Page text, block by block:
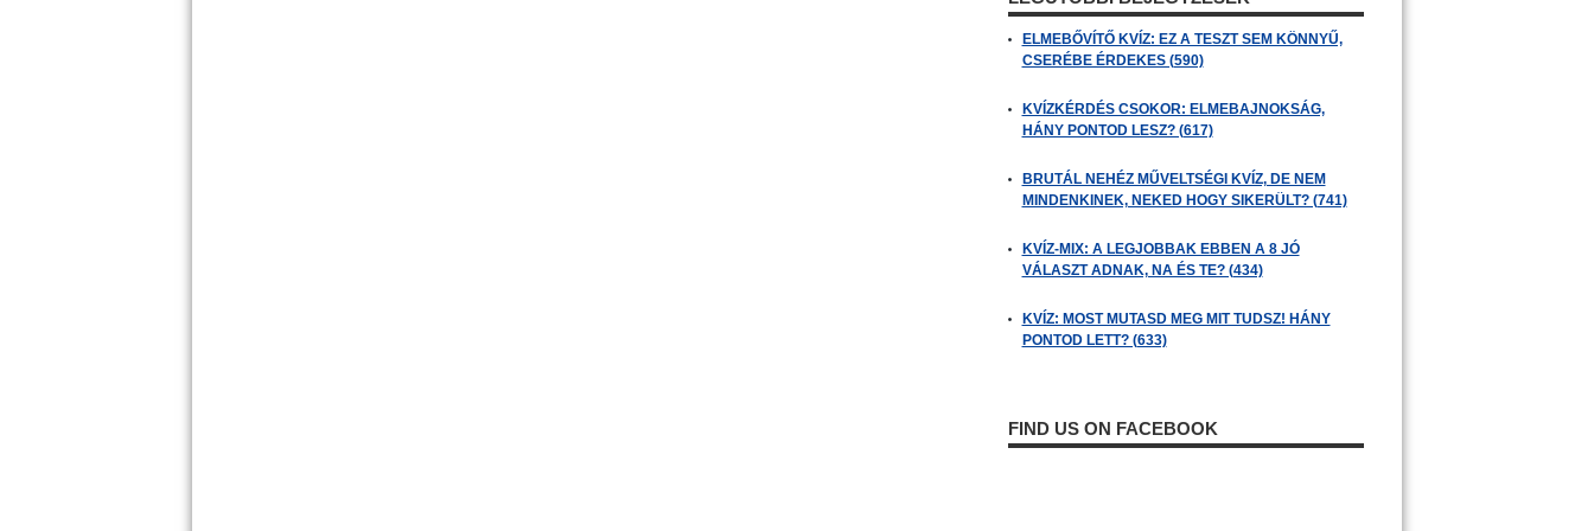
ELMEBŐVÍTŐ KVÍZ: EZ A TESZT SEM KÖNNYŰ,
CSERÉBE ÉRDEKES (590)
KVÍZKÉRDÉS CSOKOR: ELMEBAJNOKSÁG,
HÁNY PONTOD LESZ? (617)
BRUTÁL NEHÉZ MŰVELTSÉGI KVÍZ, DE NEM
MINDENKINEK, NEKED HOGY SIKERÜLT? (741)
KVÍZ-MIX: A LEGJOBBAK EBBEN A 8 JÓ
VÁLASZT ADNAK, NA ÉS TE? (434)
KVÍZ: MOST MUTASD MEG MIT TUDSZ! HÁNY
PONTOD LETT? (633)
FIND US ON FACEBOOK